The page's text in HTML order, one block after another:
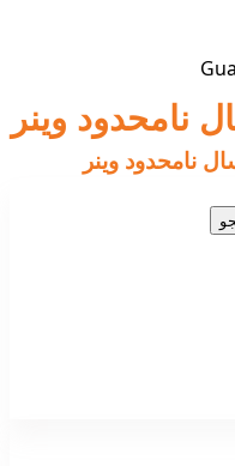
نامحدود وینر
نامحدود وینر